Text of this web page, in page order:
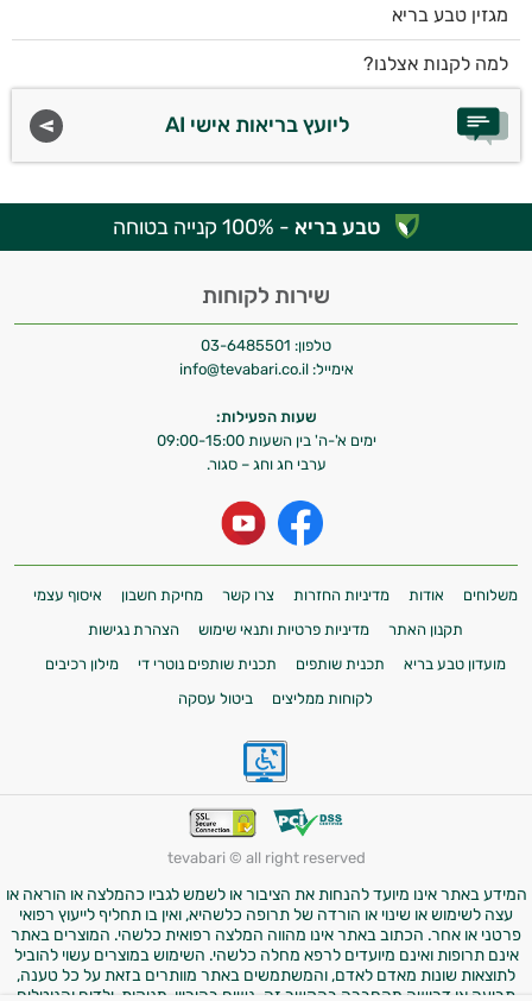
מגזין טבע בריא
למה לקנות אצלנו?
ליועץ בריאות אישי AI
טבע בריא - 100% קנייה בטוחה
שירות לקוחות
טלפון: 03-6485501
אימייל: info@tevabari.co.il
שעות הפעילות:
ימים א'-ה' בין השעות 09:00-15:00
ערבי חג וחג – סגור.
משלוחים אודות מדיניות החזרות צרו קשר מחיקת חשבון
איסוף עצמי
תקנון האתר
מדיניות פרטיות ותנאי שימוש
הצהרת נגישות
מועדון טבע בריא
תכנית שותפים תכנית שותפים נוטרי די
מילון רכיבים
לקוחות ממליצים
ביטול עסקה
tevabari © all right reserved
המידע באתר אינו מיועד להנחות את הציבור או לשמש לגביו כהמלצה או הוראה או
עצה לשימוש או שינוי או הורדה של תרופה כלשהיא, ואין בו תחליף לייעוץ רפואי
פרטני או אחר. הכתוב באתר אינו מהווה המלצה רפואית כלשהי. המוצרים באתר
אינם תרופות ואינם מיועדים לרפא מחלה כלשהי. השימוש במוצרים עשוי להוביל
לתוצאות שונות מאדם לאדם, והמשתמשים באתר מוותרים בזאת על כל טענה,
תביעה או דרישה מהחברה בהקשר זה. נשים בהיריון, מניקות, ילדים והנוטלים